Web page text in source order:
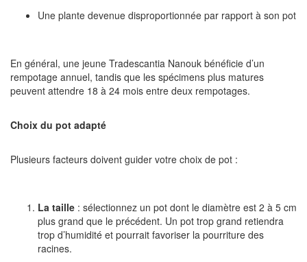
Une plante devenue disproportionnée par rapport à son pot
En général, une jeune Tradescantia Nanouk bénéficie d’un
rempotage annuel, tandis que les spécimens plus matures
peuvent attendre 18 à 24 mois entre deux rempotages.
Choix du pot adapté
Plusieurs facteurs doivent guider votre choix de pot :
La taille : sélectionnez un pot dont le diamètre est 2 à 5 cm
plus grand que le précédent. Un pot trop grand retiendra
trop d’humidité et pourrait favoriser la pourriture des
racines.